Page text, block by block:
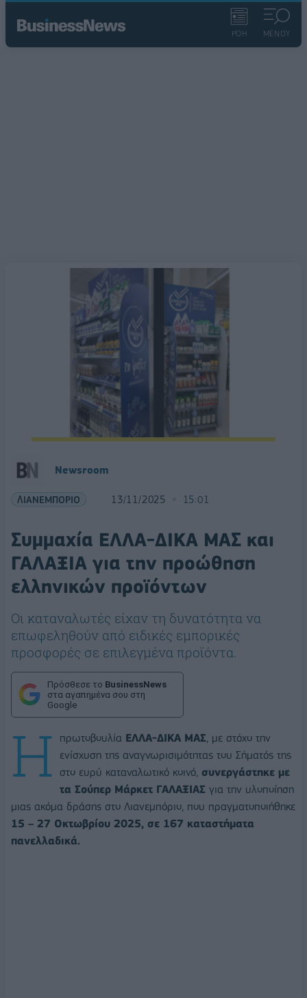
ΡΟΗ ΜΕΝΟΥ
Newsroom
ΛΙΑΝΕΜΠΟΡΙΟ 13/11/2025 15:01
Συμμαχία ΕΛΛΑ-ΔΙΚΑ ΜΑΣ και
ΓΑΛΑΞΙΑ για την προώθηση
ελληνικών προϊόντων
Οι καταναλωτές είχαν τη δυνατότητα να
επωφεληθούν από ειδικές εμπορικές
προσφορές σε επιλεγμένα προϊόντα.
Πρόσθεσε το BusinessNews
στα αγαπημένα σου στη
Google
Η πρωτοβουλία ΕΛΛΑ-ΔΙΚΑ ΜΑΣ , με στόχο την
ενίσχυση της αναγνωρισιμότητας του Σήματός της
στο ευρύ καταναλωτικό κοινό, συνεργάστηκε με
τα Σούπερ Μάρκετ ΓΑΛΑΞΙΑΣ για την υλοποίηση
μιας ακόμα δράσης στο Λιανεμπόριο, που πραγματοποιήθηκε
15 – 27 Οκτωβρίου 2025, σε 167 καταστήματα
πανελλαδικά.